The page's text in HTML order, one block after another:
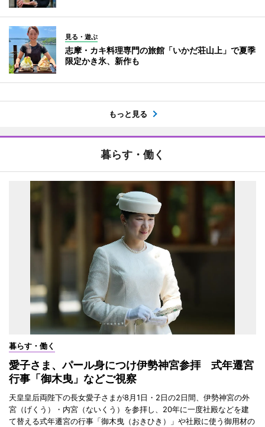
見る・遊ぶ
志摩・カキ料理専門の旅館「いかだ荘山上」で夏季
限定かき氷、新作も
もっと見る
暮らす・働く
暮らす・働く
愛子さま、パール身につけ伊勢神宮参拝 式年遷宮
行事「御木曳」などご視察
天皇皇后両陛下の長女愛子さまが8月1日・2日の2日間、伊勢神宮の外
宮（げくう）・内宮（ないくう）を参拝し、20年に一度社殿などを建
て替える式年遷宮の行事「御木曳（おきひき）」や社殿に使う御用材の